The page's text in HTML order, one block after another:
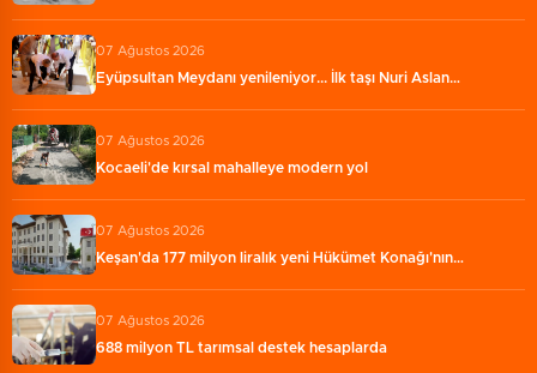
07 Ağustos 2026
Eyüpsultan Meydanı yenileniyor... İlk taşı Nuri Aslan…
07 Ağustos 2026
Kocaeli'de kırsal mahalleye modern yol
07 Ağustos 2026
Keşan'da 177 milyon liralık yeni Hükümet Konağı'nın…
07 Ağustos 2026
688 milyon TL tarımsal destek hesaplarda